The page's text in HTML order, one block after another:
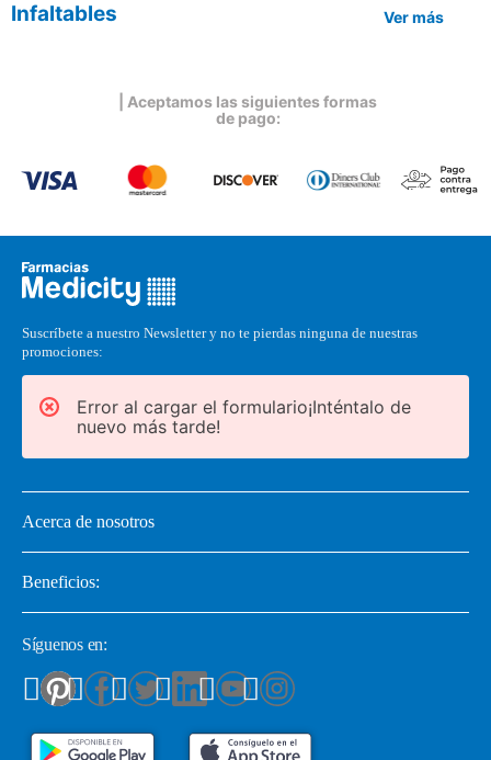
Infaltables Ver más
| Aceptamos las siguientes formas
de pago:
Suscríbete a nuestro Newsletter y no te pierdas ninguna de nuestras
promociones:
Error al cargar el formulario¡Inténtalo de
nuevo más tarde!
Acerca de nosotros
Beneficios:
Síguenos en: